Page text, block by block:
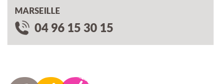
MARSEILLE
04 96 15 30 15